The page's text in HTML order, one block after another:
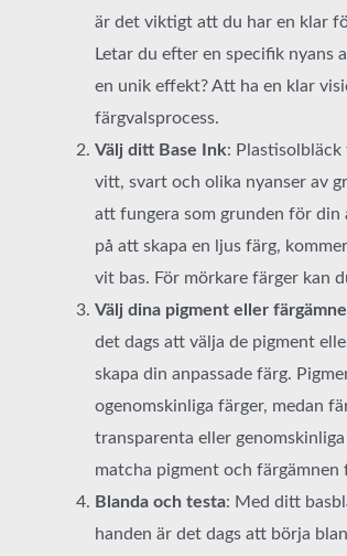
är det viktigt att du har en klar
Letar du efter en specifik nyans
en unik effekt? Att ha en klar
färgvalsprocess.
Välj ditt Base Ink: Plastisolbläck
vitt, svart och olika nyanser av
att fungera som grunden för din
på att skapa en ljus färg,
vit bas. För mörkare färger kan
Välj dina pigment eller
det dags att välja de pigment
skapa din anpassade färg.
ogenomskinliga färger, medan
transparenta eller
matcha pigment och
Blanda och testa: Med ditt
handen är det dags att börja